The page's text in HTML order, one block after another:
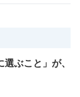
ぶこと」が、